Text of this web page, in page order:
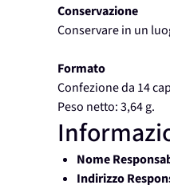
Conservazione
Conservare in un
Formato
Confezione da 14
Peso netto: 3,64 g.
Nome
Indirizzo